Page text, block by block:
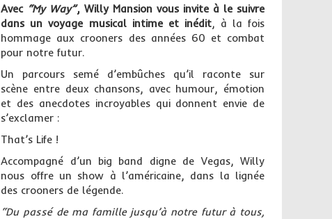
Avec “My Way”, Willy Mansion vous invite à le suivre
dans un voyage musical intime et inédit, à la fois
hommage aux crooners des années 60 et combat
pour notre futur.
Un parcours semé d’embûches qu’il raconte sur
scène entre deux chansons, avec humour, émotion
et des anecdotes incroyables qui donnent envie de
s’exclamer :
That’s Life !
Accompagné d’un big band digne de Vegas, Willy
nous offre un show à l’américaine, dans la lignée
des crooners de légende.
“Du passé de ma famille jusqu’à notre futur à tous,